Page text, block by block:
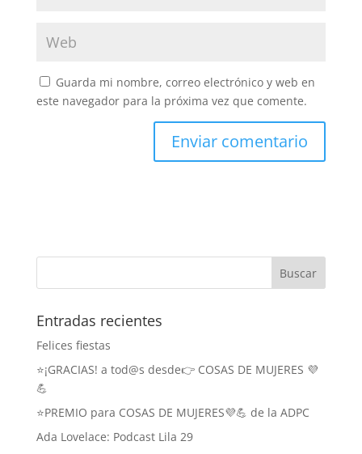
Guarda mi nombre, correo electrónico y web en
este navegador para la próxima vez que comente.
Entradas recientes
Felices fiestas
⭐️¡GRACIAS! a tod@s desde👉 COSAS DE MUJERES 💜
💪
⭐️PREMIO para COSAS DE MUJERES💜💪 de la ADPC
Ada Lovelace: Podcast Lila 29